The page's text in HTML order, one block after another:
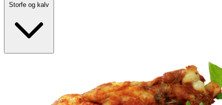
Storfe og kalv